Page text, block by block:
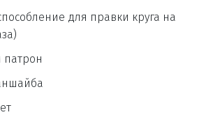
для правки круга на
патрон